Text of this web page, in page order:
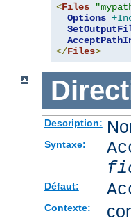
<Files
Options
</Files>
Description:
Syntaxe:
Défaut:
Contexte: